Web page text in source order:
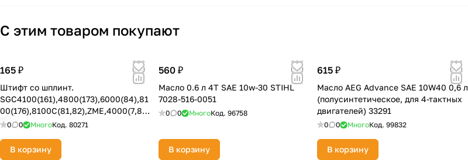
С этим товаром покупают
165 ₽
Штифт со шплинт.
SGC4100(161),4800(173),6000(84),81
00(176),8100С(81,82),ZME,4000(7,8),
4100,4800ZMD
0 0 МногоКод. 80271
В корзину
560 ₽
Масло 0.6 л 4T SAE 10w-30 STIHL
7028-516-0051
0 0 МногоКод.96758
В корзину
615 ₽
Масло AEG Advance SAE 10W40 0,6 л
(полусинтетическое, для 4-тактных
двигателей) 33291
0 0 МногоКод.99832
В корзину